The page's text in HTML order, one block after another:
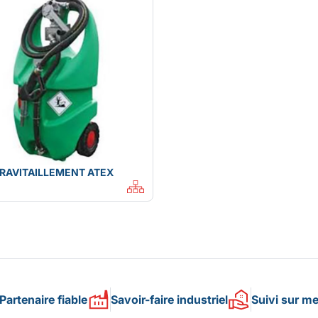
ATEX
fiable Savoir-faire industriel Suivi sur